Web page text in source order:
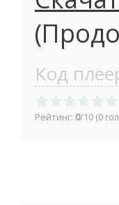
Код
Рейтинг: 0/10 (0